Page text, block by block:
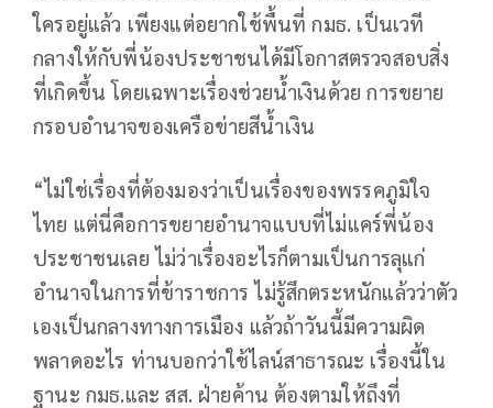
ใครอยู่แล้ว เพียงแต่อยากใช้พื้นที่ กมธ. เป็นเวที
กลางให้กับพี่น้องประชาชนได้มีโอกาสตรวจสอบสิ่ง
ที่เกิดขึ้น โดยเฉพาะเรื่องช่วยน้ำเงินด้วย การขยาย
กรอบอำนาจของเครือข่ายสีน้ำเงิน
“ไม่ใช่เรื่องที่ต้องมองว่าเป็นเรื่องของพรรคภูมิใจ
ไทย แต่นี่คือการขยายอำนาจแบบที่ไม่แคร์พี่น้อง
ประชาชนเลย ไม่ว่าเรื่องอะไรก็ตามเป็นการลุแก่
อำนาจในการที่ข้าราชการ ไม่รู้สึกตระหนักแล้วว่าตัว
เองเป็นกลางทางการเมือง แล้วถ้าวันนี้มีความผิด
พลาดอะไร ท่านบอกว่าใช้ไลน์สาธารณะ เรื่องนี้ใน
ฐานะ กมธ.และ สส. ฝ่ายค้าน ต้องตามให้ถึงที่